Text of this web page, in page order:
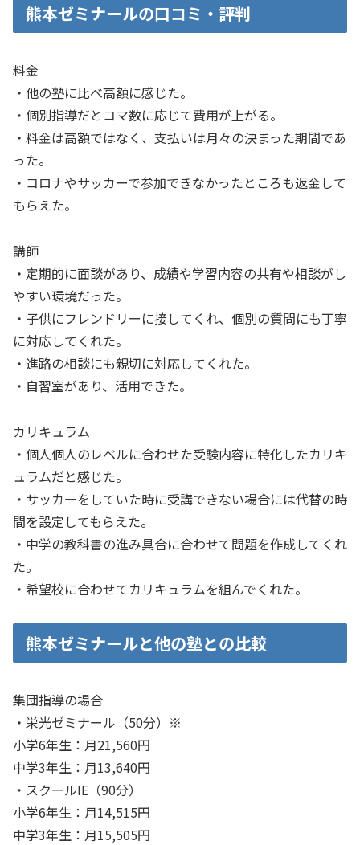
熊本ゼミナールの口コミ・評判
料金
・他の塾に比べ高額に感じた。
・個別指導だとコマ数に応じて費用が上がる。
・料金は高額ではなく、支払いは月々の決まった期間であ
った。
・コロナやサッカーで参加できなかったところも返金して
もらえた。
講師
・定期的に面談があり、成績や学習内容の共有や相談がし
やすい環境だった。
・子供にフレンドリーに接してくれ、個別の質問にも丁寧
に対応してくれた。
・進路の相談にも親切に対応してくれた。
・自習室があり、活用できた。
カリキュラム
・個人個人のレベルに合わせた受験内容に特化したカリキ
ュラムだと感じた。
・サッカーをしていた時に受講できない場合には代替の時
間を設定してもらえた。
・中学の教科書の進み具合に合わせて問題を作成してくれ
た。
・希望校に合わせてカリキュラムを組んでくれた。
熊本ゼミナールと他の塾との比較
集団指導の場合
・栄光ゼミナール（50分）※
小学6年生：月21,560円
中学3年生：月13,640円
・スクールIE（90分）
小学6年生：月14,515円
中学3年生：月15,505円